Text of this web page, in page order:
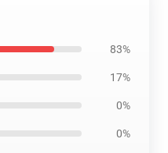
83%
17%
0%
0%